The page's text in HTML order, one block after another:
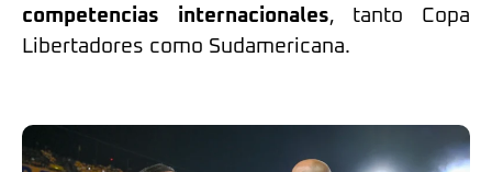
competencias internacionales, tanto Copa
Libertadores como Sudamericana.